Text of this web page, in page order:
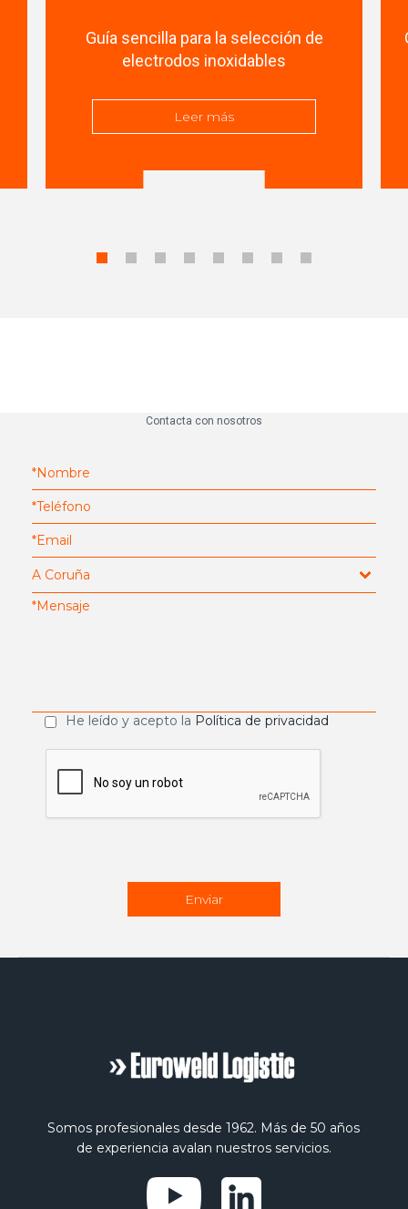
Guía sencilla para la selección de
electrodos inoxidables
Leer más
Contacta con nosotros
He leído y acepto la Política de privacidad
Somos profesionales desde 1962. Más de 50 años
de experiencia avalan nuestros servicios.